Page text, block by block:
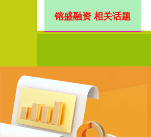
镕盛融资 相关话题